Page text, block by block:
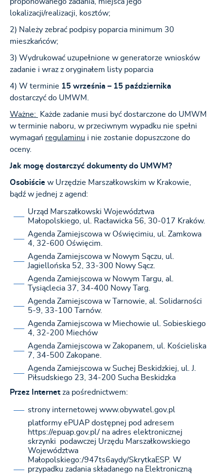
lokalizacji/realizacji, kosztów;
2) Należy zebrać podpisy poparcia minimum 30
mieszkańców;
3) Wydrukować uzupełnione w generatorze wniosków
zadanie i wraz z oryginałem listy poparcia
4) W terminie 15 września – 15 października
dostarczyć do UMWM.
Ważne:
Każde zadanie musi być dostarczone do UMWM
w terminie naboru, w przeciwnym wypadku nie spełni
wymagań regulaminu i nie zostanie dopuszczone do
oceny.
Jak mogę dostarczyć dokumenty do UMWM?
Osobiście w Urzędzie Marszałkowskim w Krakowie,
bądź w jednej z agend:
Urząd Marszałkowski Województwa
Małopolskiego, ul. Racławicka 56, 30-017 Kraków.
Agenda Zamiejscowa w Oświęcimiu, ul. Zamkowa
4, 32-600 Oświęcim.
Agenda Zamiejscowa w Nowym Sączu, ul.
Jagiellońska 52, 33-300 Nowy Sącz.
Agenda Zamiejscowa w Nowym Targu, al.
Tysiąclecia 37, 34-400 Nowy Targ.
Agenda Zamiejscowa w Tarnowie, al. Solidarności
5-9, 33-100 Tarnów.
Agenda Zamiejscowa w Miechowie ul. Sobieskiego
4, 32-200 Miechów
Agenda Zamiejscowa w Zakopanem, ul. Kościeliska
7, 34-500 Zakopane.
Agenda Zamiejscowa w Suchej Beskidzkiej, ul. J.
Piłsudskiego 23, 34-200 Sucha Beskidzka
Przez Internet za pośrednictwem:
strony internetowej www.obywatel.gov.pl
platformy ePUAP dostępnej pod adresem
https://epuap.gov.pl/ na adres elektronicznej
skrzynki podawczej Urzędu Marszałkowskiego
Województwa
Małopolskiego:/947ts6aydy/SkrytkaESP. W
przypadku zadania składanego na Elektroniczną